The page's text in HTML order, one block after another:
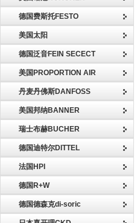
德国费斯托FESTO
美国太阳
德国泛音FEIN SECECT
美国PROPORTION AIR
丹麦丹佛斯DANFOSS
美国邦纳BANNER
瑞士布赫BUCHER
德国迪特尔DITTEL
法国HPI
德国R+W
德国德森克di-soric